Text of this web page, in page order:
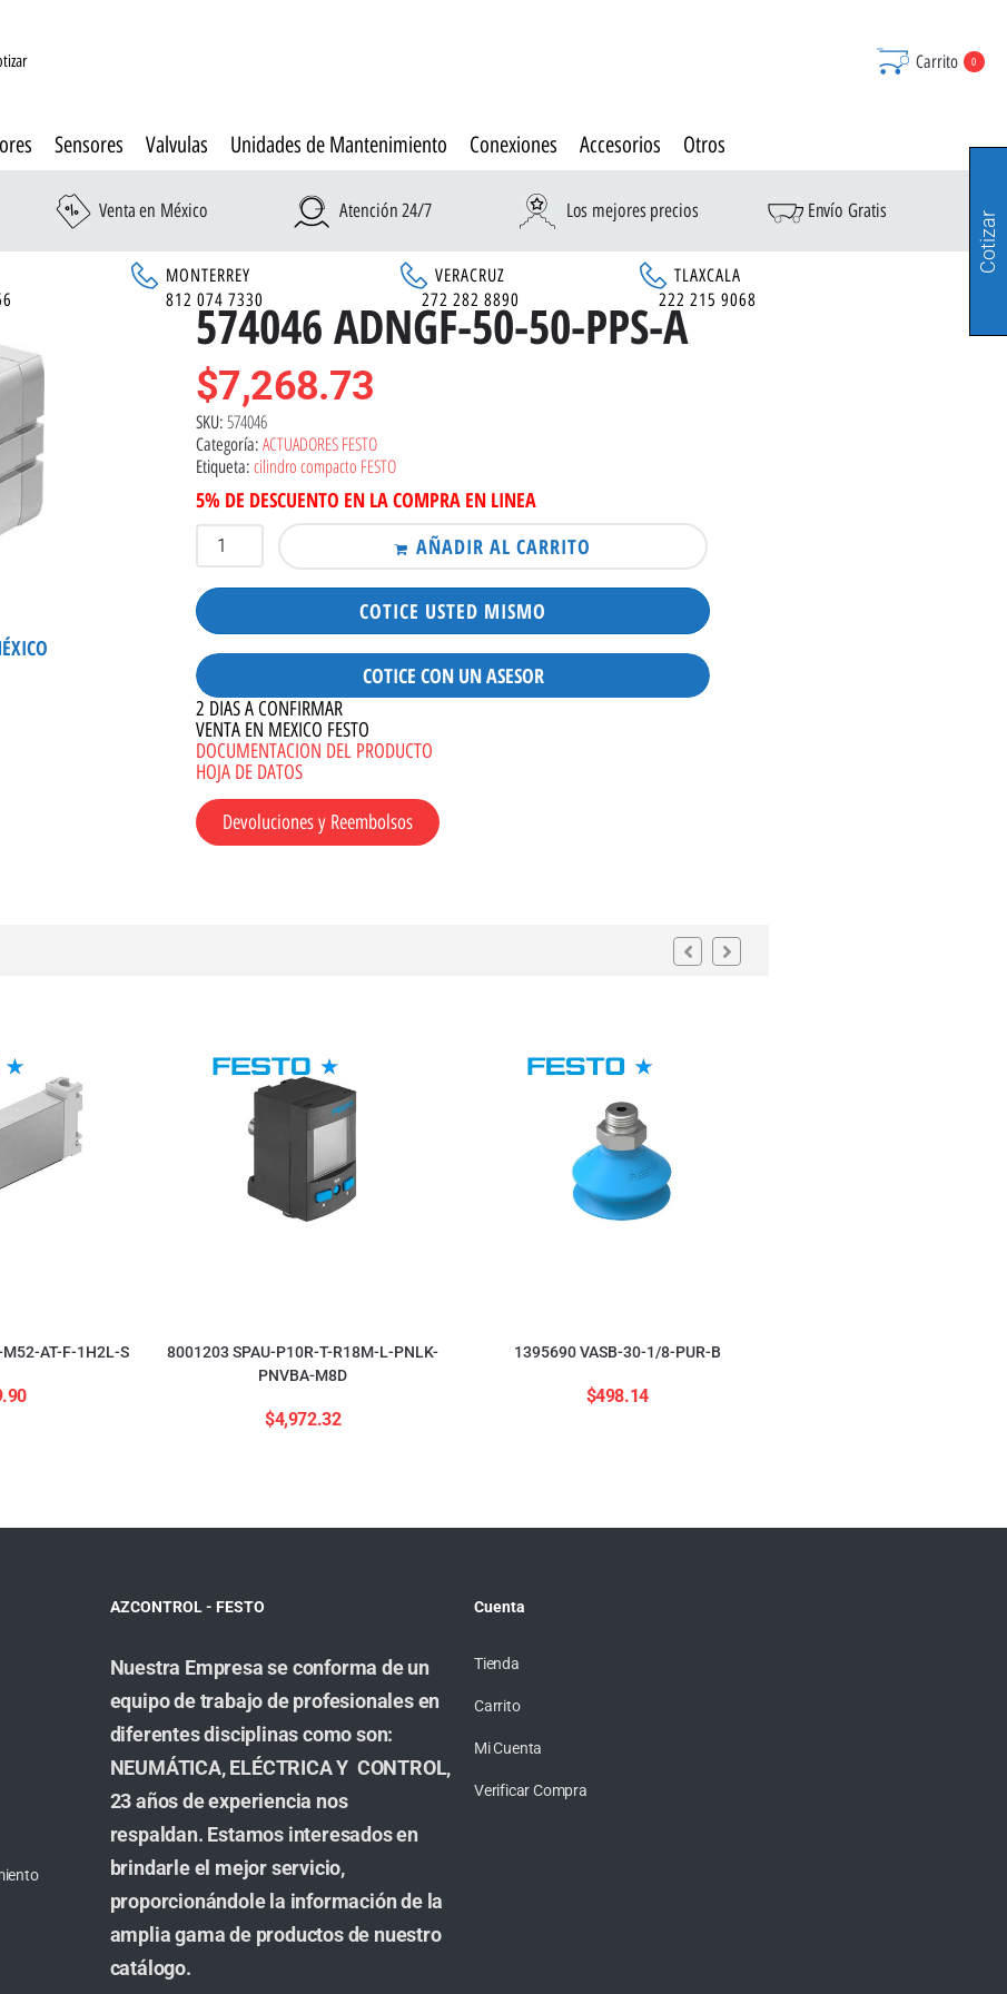
Carrito 0
Sensores Valvulas Unidades de Mantenimiento Conexiones Accesorios Otros
Venta en México Atención 24/7 Los mejores precios Envío Gratis
MONTERREY VERACRUZ
TLAXCALA
812 074 7330 272 282 8890 222 215 9068
574046 ADNGF-50-50-PPS-A
$7,268.73
SKU: 574046
Categoría: ACTUADORES FESTO
Etiqueta: cilindro compacto FESTO
5% DE DESCUENTO EN LA COMPRA EN LINEA
AÑADIR AL CARRITO
COTICE USTED MISMO
COTICE CON UN ASESOR
2 DIAS A CONFIRMAR
VENTA EN MEXICO FESTO
DOCUMENTACION DEL PRODUCTO
HOJA DE DATOS
Devoluciones y Reembolsos
AT-F-1H2L-S
8001203 SPAU-P10R-T-R18M-L-PNLK-
PNVBA-M8D
$4,972.32
1395690 VASB-30-1/8-PUR-B
$498.14
AZCONTROL - FESTO
Nuestra Empresa se conforma de un
equipo de trabajo de profesionales en
diferentes disciplinas como son:
NEUMÁTICA, ELÉCTRICA Y CONTROL,
23 años de experiencia nos
respaldan. Estamos interesados en
brindarle el mejor servicio,
proporcionándole la información de la
amplia gama de productos de nuestro
catálogo.
Cuenta
Tienda
Carrito
Mi Cuenta
Verificar Compra
Cotizar